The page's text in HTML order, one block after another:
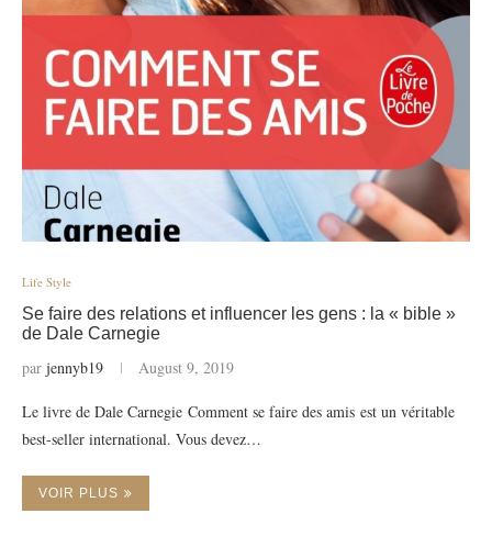
Life Style
Se faire des relations et influencer les gens : la « bible »
de Dale Carnegie
par jennyb19 August 9, 2019
Le livre de Dale Carnegie Comment se faire des amis est un véritable
best-seller international. Vous devez…
VOIR PLUS